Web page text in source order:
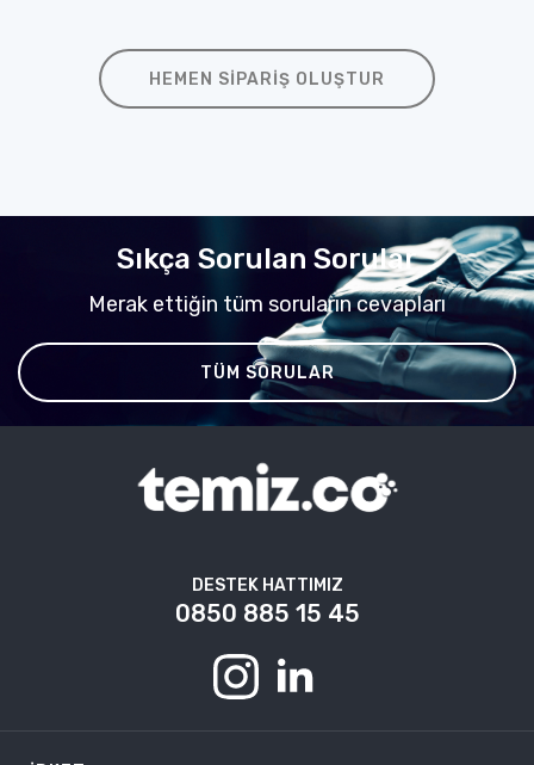
HEMEN SIPARIŞ OLUŞTUR
Sıkça Sorulan Sorular
Merak ettiğin tüm soruların cevapları
TÜM SORULAR
DESTEK HATTIMIZ
0850 885 15 45